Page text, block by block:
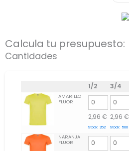
Calcula tu presupuesto:
Cantidades
1/2 3/4
AMARILLO
FLUOR
2,96 €
Stock: 262
2,96 €
Stock: 500
NARANJA
FLUOR